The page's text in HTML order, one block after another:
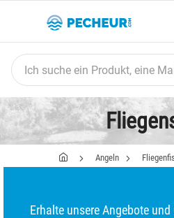
Angeln
Erhalte unsere Angebote